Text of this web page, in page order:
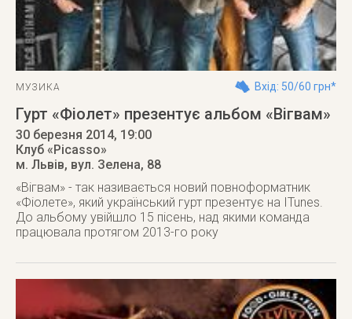
МУЗИКА Вхід: 50/60 грн*
Гурт «Фіолет» презентує альбом «Вігвам»
30 березня 2014, 19:00
Клуб «Picasso»
м. Львів, вул. Зелена, 88
«Вігвам» - так називається новий повноформатник
«Фіолетe», який український гурт презентує на ITunes.
До альбому увійшло 15 пісень, над якими команда
працювала протягом 2013-го року